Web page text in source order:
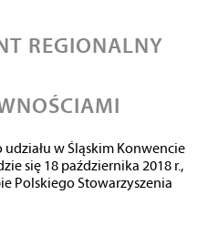
REGIONALNY
udziału w Śląskim Konwencie
się 18 października 2018 r.,
Polskiego Stowarzyszenia